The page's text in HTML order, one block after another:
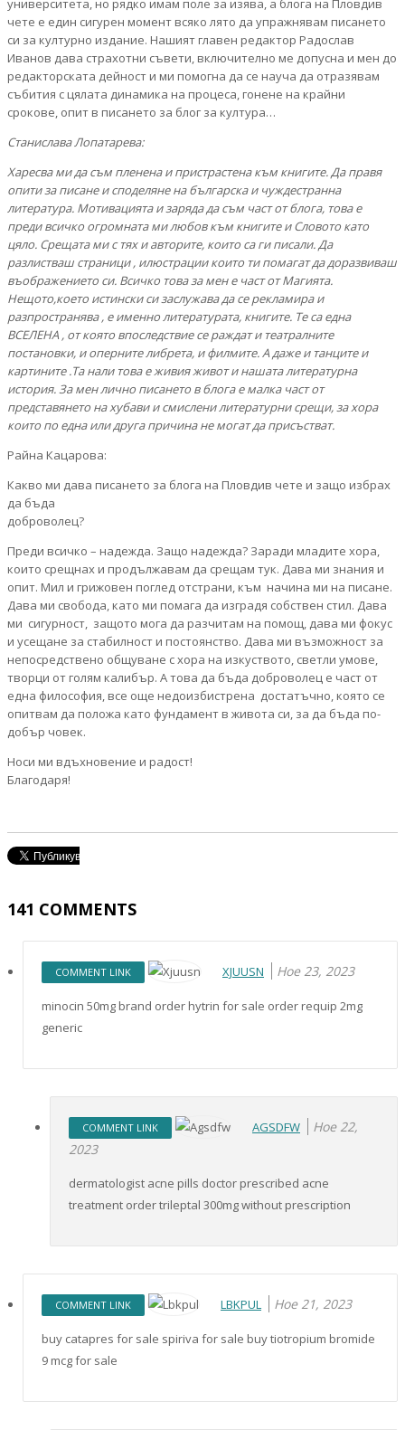
университета, но рядко имам поле за изява, а блога на Пловдив
чете е един сигурен момент всяко лято да упражнявам писането
си за културно издание. Нашият главен редактор Радослав
Иванов дава страхотни съвети, включително ме допусна и мен до
редакторската дейност и ми помогна да се науча да отразявам
събития с цялата динамика на процеса, гонене на крайни
срокове, опит в писането за блог за култура…
Станислава Лопатарева:
Харесва ми да съм пленена и пристрастена към книгите. Да правя
опити за писане и споделяне на българска и чуждестранна
литература. Мотивацията и заряда да съм част от блога, това е
преди всичко огромната ми любов към книгите и Словото като
цяло. Срещата ми с тях и авторите, които са ги писали. Да
разлистваш страници , илюстрации които ти помагат да доразвиваш
въображението си. Всичко това за мен е част от Магията.
Нещото,което истински си заслужава да се рекламира и
разпространява , е именно литературата, книгите. Те са една
ВСЕЛЕНА , от която впоследствие се раждат и театралните
постановки, и оперните либрета, и филмите. А даже и танците и
картините .Та нали това е живия живот и нашата литературна
история. За мен лично писането в блога е малка част от
представянето на хубави и смислени литературни срещи, за хора
които по една или друга причина не могат да присъстват.
Райна Кацарова:
Какво ми дава писането за блога на Пловдив чете и защо избрах
да бъда
доброволец?
Преди всичко – надежда. Защо надежда? Заради младите хора,
които срещнах и продължавам да срещам тук. Дава ми знания и
опит. Мил и грижовен поглед отстрани, към начина ми на писане.
Дава ми свобода, като ми помага да изградя собствен стил. Дава
ми сигурност, защото мога да разчитам на помощ, дава ми фокус
и усещане за стабилност и постоянство. Дава ми възможност за
непосредствено общуване с хора на изкуството, светли умове,
творци от голям калибър. А това да бъда доброволец е част от
една философия, все още недоизбистрена достатъчно, която се
опитвам да положа като фундамент в живота си, за да бъда по-
добър човек.
Носи ми вдъхновение и радост!
Благодаря!
141 COMMENTS
COMMENT LINK XJUUSN Ное 23, 2023
minocin 50mg brand order hytrin for sale order requip 2mg
generic
COMMENT LINK AGSDFW
Ное 22,
2023
dermatologist acne pills doctor prescribed acne
treatment order trileptal 300mg without prescription
COMMENT LINK LBKPUL Ное 21, 2023
buy catapres for sale spiriva for sale buy tiotropium bromide
9 mcg for sale